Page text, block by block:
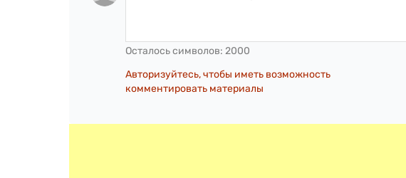
Осталось символов: 2000
Авторизуйтесь, чтобы иметь возможность
комментировать материалы